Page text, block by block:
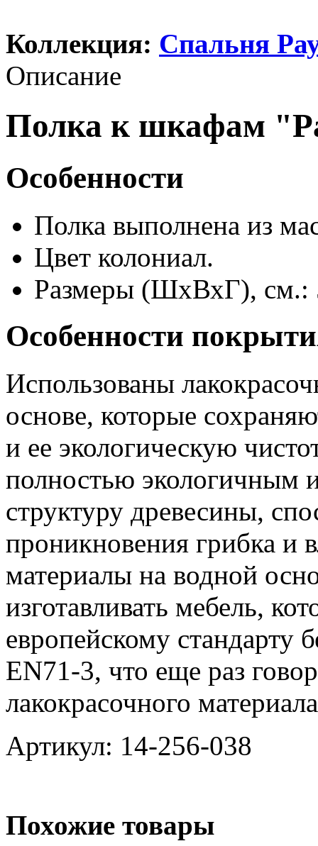
Коллекция: Спальня
Описание
Полка к шкафам
Особенности
Полка выполнена из
Цвет колониал.
Размеры (ШхВхГ), см.:
Особенности
Использованы
основе, которые
и ее экологическую
полностью экологичным
структуру древесины,
проникновения грибка и
материалы на водной
изготавливать мебель,
европейскому стандарту
EN71-3, что еще раз
лакокрасочного
Артикул: 14-256-038
Похожие товары